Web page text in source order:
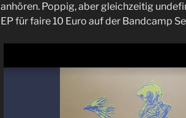
anhören. Poppig, aber gleichzeitig
EP für faire 10 Euro auf der Bandcamp